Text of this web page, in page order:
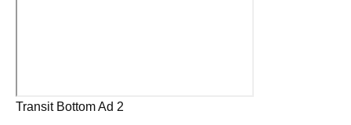
Transit Bottom Ad 2